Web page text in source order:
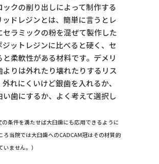
ックの削り出しによって制作する
ドレジンとは、簡単に言うとレ
セラミックの粉を混ぜて製作した
ットレジンに比べると硬く、セ
柔軟性がある材料です。デメリ
よりは外れたり壊れたりするリス
れにくいけど銀歯を入れるか、
歯にするか、よく考えて選択し
の条件を満たせば大臼歯にも応用できるように
ろ当院では大臼歯へのCADCAM冠はその材質的
ません。）